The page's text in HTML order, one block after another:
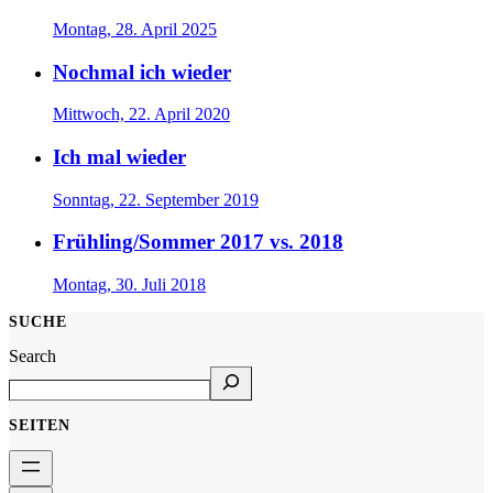
Montag, 28. April 2025
Nochmal ich wieder
Mittwoch, 22. April 2020
Ich mal wieder
Sonntag, 22. September 2019
Frühling/Sommer 2017 vs. 2018
Montag, 30. Juli 2018
SUCHE
Search
SEITEN